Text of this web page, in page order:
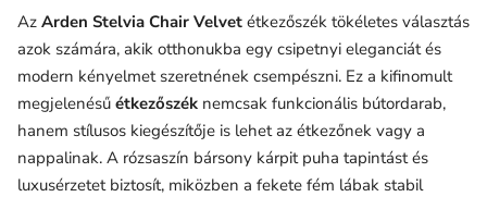
Az Arden Stelvia Chair Velvet étkezőszék tökéletes választás
azok számára, akik otthonukba egy csipetnyi eleganciát és
modern kényelmet szeretnének csempészni. Ez a kifinomult
megjelenésű étkezőszék nemcsak funkcionális bútordarab,
hanem stílusos kiegészítője is lehet az étkezőnek vagy a
nappalinak. A rózsaszín bársony kárpit puha tapintást és
luxusérzetet biztosít, miközben a fekete fém lábak stabil